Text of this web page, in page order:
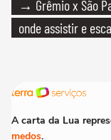
→ Grêmio x São
onde assistir e
A carta da Lua
medos.